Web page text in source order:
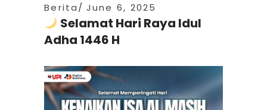
Berita June 6, 2025
Selamat Hari Raya Idul
Adha 1446 H